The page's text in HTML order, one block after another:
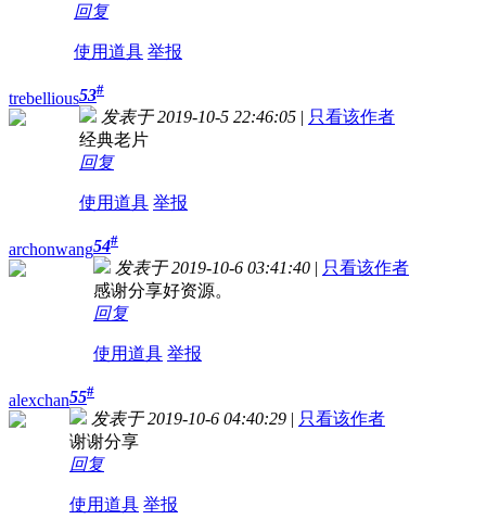
回复
使用道具 举报
trebellious53#
发表于 2019-10-5 22:46:05 | 只看该作者
经典老片
回复
使用道具 举报
archonwang54#
发表于 2019-10-6 03:41:40 | 只看该作者
感谢分享好资源。
回复
使用道具 举报
alexchan55#
发表于 2019-10-6 04:40:29 | 只看该作者
谢谢分享
回复
使用道具 举报